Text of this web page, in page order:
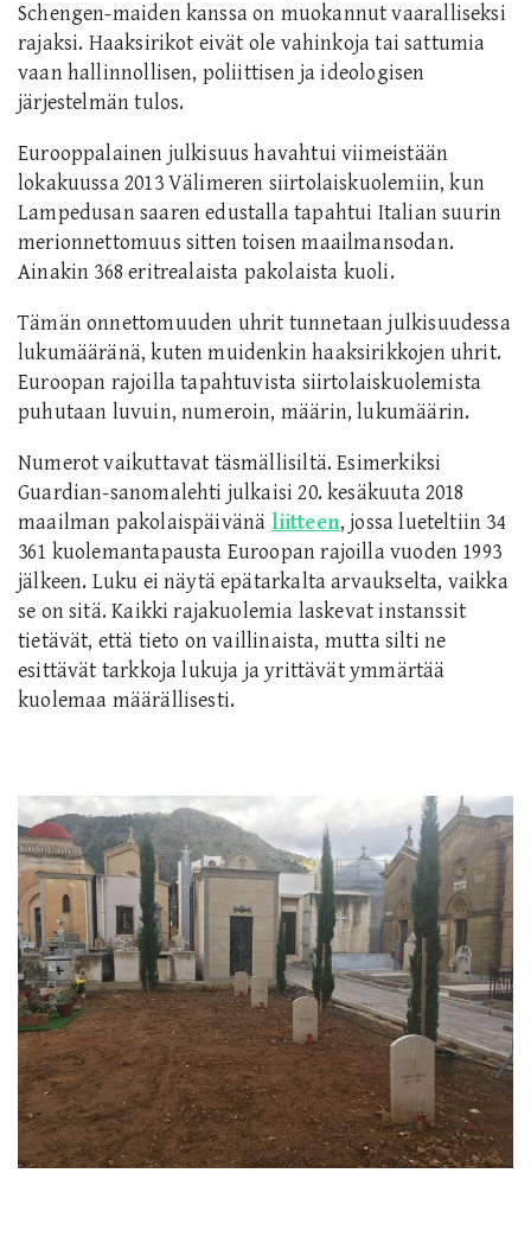
Schengen-maiden kanssa on muokannut vaaralliseksi
rajaksi. Haaksirikot eivät ole vahinkoja tai sattumia
vaan hallinnollisen, poliittisen ja ideologisen
järjestelmän tulos.
Eurooppalainen julkisuus havahtui viimeistään
lokakuussa 2013 Välimeren siirtolaiskuolemiin, kun
Lampedusan saaren edustalla tapahtui Italian suurin
merionnettomuus sitten toisen maailmansodan.
Ainakin 368 eritrealaista pakolaista kuoli.
Tämän onnettomuuden uhrit tunnetaan julkisuudessa
lukumääränä, kuten muidenkin haaksirikkojen uhrit.
Euroopan rajoilla tapahtuvista siirtolaiskuolemista
puhutaan luvuin, numeroin, määrin, lukumäärin.
Numerot vaikuttavat täsmällisiltä. Esimerkiksi
Guardian-sanomalehti julkaisi 20. kesäkuuta 2018
maailman pakolaispäivänä liitteen, jossa lueteltiin 34
361 kuolemantapausta Euroopan rajoilla vuoden 1993
jälkeen. Luku ei näytä epätarkalta arvaukselta, vaikka
se on sitä. Kaikki rajakuolemia laskevat instanssit
tietävät, että tieto on vaillinaista, mutta silti ne
esittävät tarkkoja lukuja ja yrittävät ymmärtää
kuolemaa määrällisesti.